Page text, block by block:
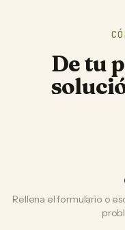
De tu
Rellena el formulario o